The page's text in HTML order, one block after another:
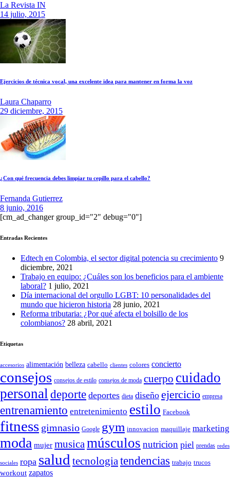
La Revista IN
14 julio, 2015
Ejercicios de técnica vocal, una excelente idea para mantener en forma la voz
Laura Chaparro
29 diciembre, 2015
¿Con qué frecuencia debes limpiar tu cepillo para el cabello?
Fernanda Gutierrez
8 junio, 2016
[cm_ad_changer group_id="2" debug="0"]
Entradas Recientes
Edtech en Colombia, el sector digital potencia su crecimiento 9
diciembre, 2021
Trabajo en equipo: ¿Cuáles son los beneficios para el ambiente
laboral? 1 julio, 2021
Día internacional del orgullo LGBT: 10 personalidades del
mundo que hicieron historia 28 junio, 2021
Reforma tributaria: ¿Por qué afecta el bolsillo de los
colombianos? 28 abril, 2021
Etiquetas
accesorios alimentación belleza cabello clientes colores concierto
consejos consejos de estilo consejos de moda cuerpo cuidado
personal deporte deportes dieta diseño ejercicio empresa
entrenamiento entretenimiento estilo Facebook
fitness gimnasio Google gym innovacion maquillaje marketing
moda mujer musica músculos nutricion piel prendas redes
sociales ropa salud tecnologia tendencias trabajo trucos
workout zapatos